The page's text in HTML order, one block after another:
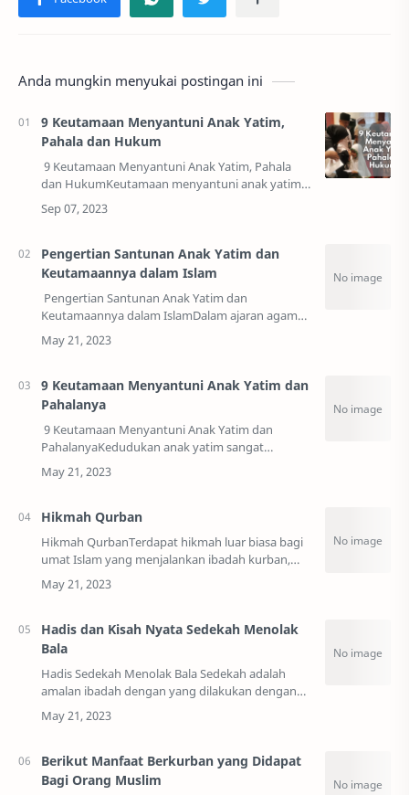
Anda mungkin menyukai postingan ini
9 Keutamaan Menyantuni Anak Yatim,
Pahala dan Hukum
9 Keutamaan Menyantuni Anak Yatim, Pahala
dan HukumKeutamaan menyantuni anak yatim
serta hukumnya dalam islam yang perlu kita
ketahui. Apa saja sih ? Berikut ini akan kami ba…
Pengertian Santunan Anak Yatim dan
Keutamaannya dalam Islam
Pengertian Santunan Anak Yatim dan
Keutamaannya dalam IslamDalam ajaran agama
Islam sangat menganjurkan umatnya untuk
menyayangi dan menyantuni anak yatim.
9 Keutamaan Menyantuni Anak Yatim dan
Pahalanya
9 Keutamaan Menyantuni Anak Yatim dan
PahalanyaKedudukan anak yatim sangat
istimewa di mata Islam, tak heran jika anjuran
menyantuni anak yatim sangat ditekankan oleh
Hikmah Qurban
Hikmah QurbanTerdapat hikmah luar biasa bagi
umat Islam yang menjalankan ibadah kurban,
sehingga bagi mereka yang telah mampu
dianjurkan untuk segera melaksanakannya.
Hadis dan Kisah Nyata Sedekah Menolak
Bala
Hadis Sedekah Menolak Bala Sedekah adalah
amalan ibadah dengan yang dilakukan dengan
mengeluarkan harta atau tenaga kepada orang
yang membutuhkan, mendanai sebuah kegiatan
Berikut Manfaat Berkurban yang Didapat
Bagi Orang Muslim